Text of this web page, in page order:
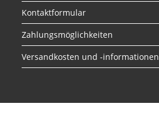
Kontaktformular
Zahlungsmöglichkeiten
Versandkosten und -informationen